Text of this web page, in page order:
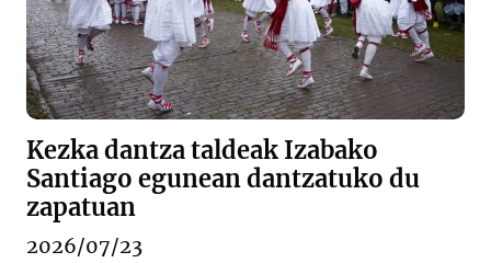
Kezka dantza taldeak Izabako
Santiago egunean dantzatuko du
zapatuan
2026/07/23